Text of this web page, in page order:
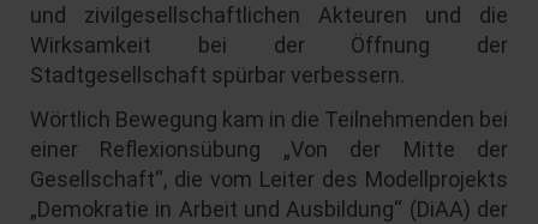
und zivilgesellschaftlichen Akteuren und die
Wirksamkeit bei der Öffnung der
Stadtgesellschaft spürbar verbessern.
Wörtlich Bewegung kam in die Teilnehmenden bei
einer Reflexionsübung „Von der Mitte der
Gesellschaft“, die vom Leiter des Modellprojekts
„Demokratie in Arbeit und Ausbildung“ (DiAA) der